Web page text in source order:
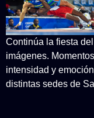
Continúa la fiesta
imágenes.
intensidad y
distintas sedes de